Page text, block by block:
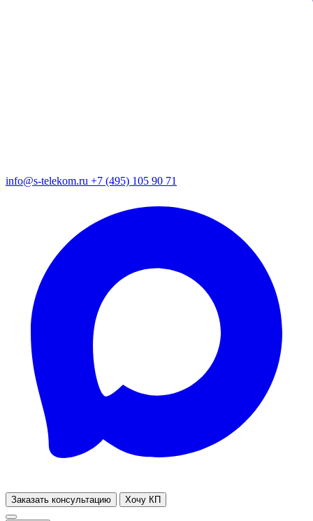
info@s-telekom.ru +7 (495) 105 90 71
Заказать консультацию Хочу КП